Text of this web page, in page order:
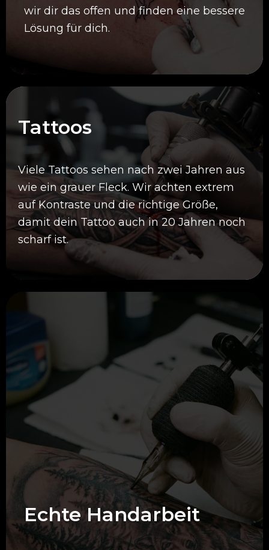
wir dir das offen und finden eine bessere
Lösung für dich.
Tattoos
Viele Tattoos sehen nach zwei Jahren aus
wie ein grauer Fleck. Wir achten extrem
auf Kontraste und die richtige Größe,
damit dein Tattoo auch in 20 Jahren noch
scharf ist.
Echte Handarbeit